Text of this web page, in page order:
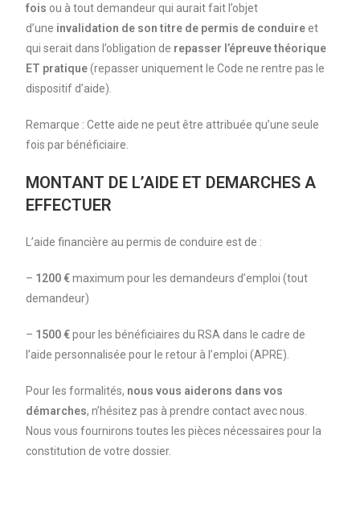
fois ou à tout demandeur qui aurait fait l’objet
d’une invalidation de son titre de permis de conduireet
qui serait dans l’obligation de repasser l’épreuve théorique
ET pratique(repasser uniquement le Code ne rentre pas le
dispositif d’aide).
Remarque : Cette aide ne peut être attribuée qu’une seule
fois par bénéficiaire.
MONTANT DE L’AIDE ET DEMARCHES A
EFFECTUER
L’aide financière au permis de conduire est de :
– 1200 €maximum pour les demandeurs d’emploi (tout
demandeur)
– 1500 €pour les bénéficiaires du RSA dans le cadre de
l’aide personnalisée pour le retour à l’emploi (APRE).
Pour les formalités, nous vous aiderons dans vos
démarches, n’hésitez pas à prendre contact avec nous.
Nous vous fournirons toutes les pièces nécessaires pour la
constitution de votre dossier.